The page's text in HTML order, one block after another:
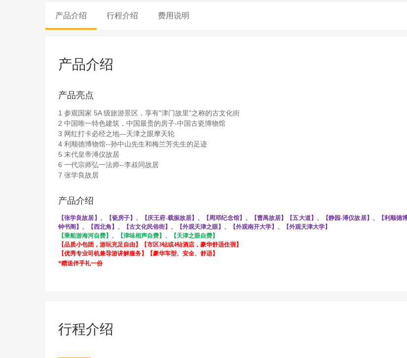
产品介绍 行程介绍 费用说明
产品介绍
产品亮点
1 参观国家 5A 级旅游景区，享有“津门故里”之称的古文化街
2 中国唯一特色建筑，中国最贵的房子-中国古瓷博物馆
3 网红打卡必经之地—天津之眼摩天轮
4 利顺德博物馆--孙中山先生和梅兰芳先生的足迹
5 末代皇帝溥仪故居
6 一代宗师弘一法师--李叔同故居
7 张学良故居
产品介绍
【张学良故居】、【瓷房子】、【庆王府-载振故居】、【周邓纪念馆】、【曹禺故居】【五大道】、【静园-溥仪故居】、【利顺
钟书阁】、【西北角】、【古文化民俗街】、【外观天津之眼】、【外观南开大学】、【外观天津大学】
【乘船游海河自费】、【津味相声自费】、【天津之眼自费】
【品质小包团，游玩充足自由】【市区3钻或4钻酒店，豪华舒适住宿】
【优秀专业司机兼导游讲解服务】【豪华车型、安全、舒适】
*赠送伴手礼一份
行程介绍